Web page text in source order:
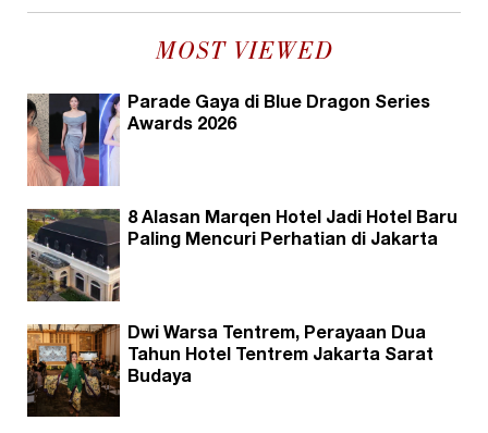
MOST VIEWED
Parade Gaya di Blue Dragon Series
Awards 2026
8 Alasan Marqen Hotel Jadi Hotel Baru
Paling Mencuri Perhatian di Jakarta
Dwi Warsa Tentrem, Perayaan Dua
Tahun Hotel Tentrem Jakarta Sarat
Budaya